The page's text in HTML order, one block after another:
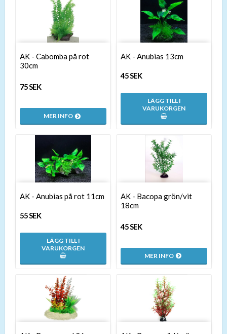
AK - Cabomba på rot
30cm
75 SEK
MER INFO
AK - Anubias 13cm
45 SEK
LÄGG TILL I
VARUKORGEN
AK - Anubias på rot 11cm
55 SEK
LÄGG TILL I
VARUKORGEN
AK - Bacopa grön/vit
18cm
45 SEK
MER INFO